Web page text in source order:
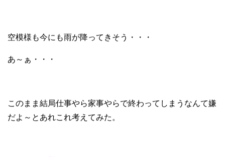
空模様も今にも雨が降ってきそう・・・
あ～ぁ・・・
このまま結局仕事やら家事やらで終わってしまうなんて嫌
だよ～とあれこれ考えてみた。